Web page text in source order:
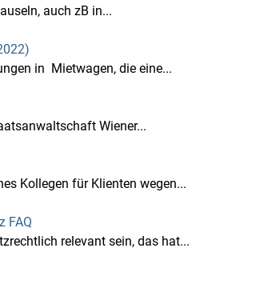
auch zB in...
in Mietwagen, die eine...
Wiener...
Kollegen für Klienten wegen...
FAQ
relevant sein, das hat...